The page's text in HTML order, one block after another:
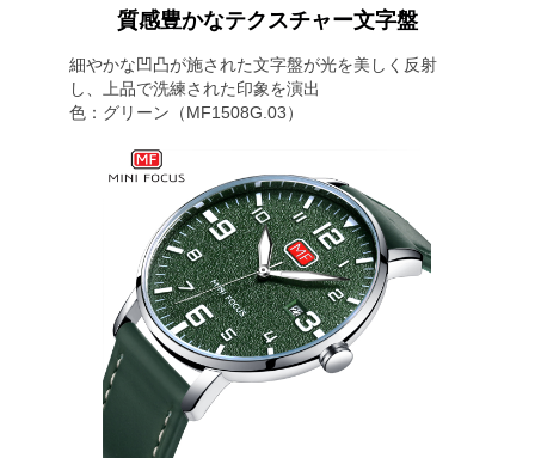
質感豊かなテクスチャー文字盤
細やかな凹凸が施された文字盤が光を美しく反射
し、上品で洗練された印象を演出
色：グリーン（MF1508G.03）